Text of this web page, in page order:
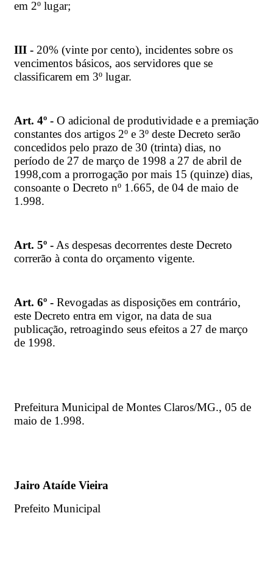
em 2º lugar;
III - 20% (vinte por cento), incidentes sobre os
vencimentos básicos, aos servidores que se
classificarem em 3º lugar.
Art. 4º - O adicional de produtividade e a premiação
constantes dos artigos 2º e 3º deste Decreto serão
concedidos pelo prazo de 30 (trinta) dias, no
período de 27 de março de 1998 a 27 de abril de
1998,com a prorrogação por mais 15 (quinze) dias,
consoante o Decreto nº 1.665, de 04 de maio de
1.998.
Art. 5º - As despesas decorrentes deste Decreto
correrão à conta do orçamento vigente.
Art. 6º - Revogadas as disposições em contrário,
este Decreto entra em vigor, na data de sua
publicação, retroagindo seus efeitos a 27 de março
de 1998.
Prefeitura Municipal de Montes Claros/MG., 05 de
maio de 1.998.
Jairo Ataíde Vieira
Prefeito Municipal